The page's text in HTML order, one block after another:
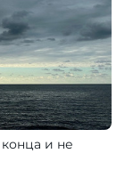
и не